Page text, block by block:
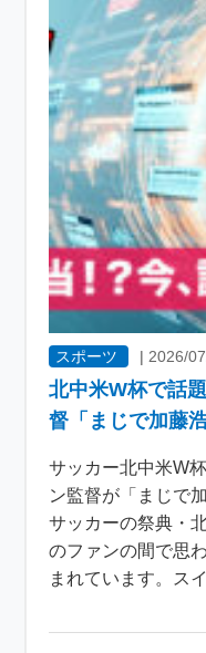
スポーツ | 2026/
北中米W杯で話
督「まじで加藤
サッカー北中米W
ン監督が「まじで
サッカーの祭典・
のファンの間で思
まれています。ス